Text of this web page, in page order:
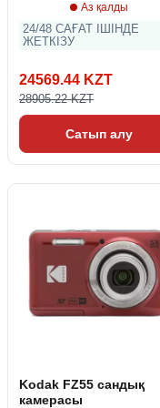
Аз қалды
24/48 САҒАТ ІШІНДЕ
ЖЕТКІЗУ
24569.44 KZT
28905.22 KZT
Сатып алу
Kodak FZ55 сандық
камерасы